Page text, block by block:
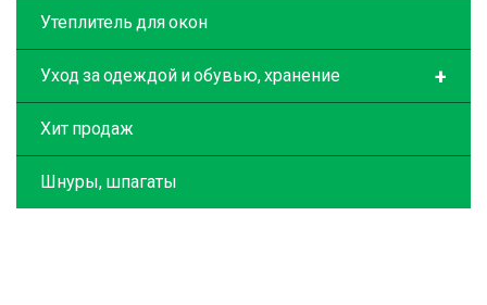
Утеплитель для окон
+
Уход за одеждой и обувью, хранение
Хит продаж
Шнуры, шпагаты